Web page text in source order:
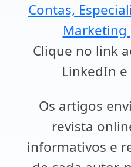
Contas,
Marketing
Clique no link
LinkedIn
Os artigos
revista
informativos e